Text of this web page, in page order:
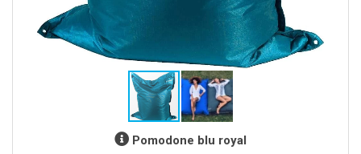
Pomodone blu royal